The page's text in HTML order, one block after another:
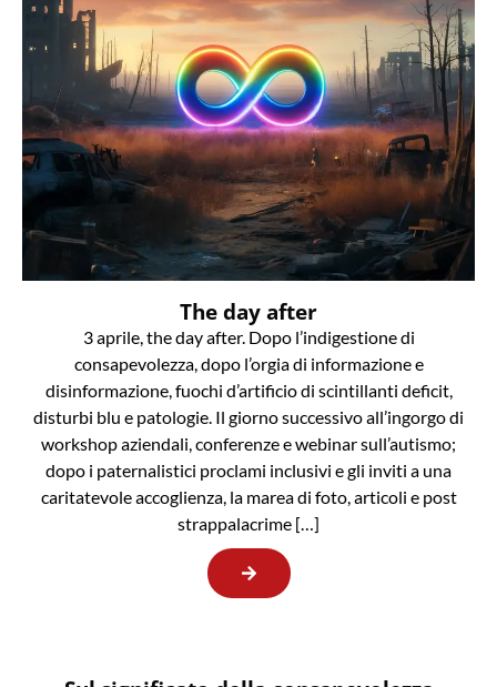
The day after
3 aprile, the day after. Dopo l’indigestione di
consapevolezza, dopo l’orgia di informazione e
disinformazione, fuochi d’artificio di scintillanti deficit,
disturbi blu e patologie. Il giorno successivo all’ingorgo di
workshop aziendali, conferenze e webinar sull’autismo;
dopo i paternalistici proclami inclusivi e gli inviti a una
caritatevole accoglienza, la marea di foto, articoli e post
strappalacrime […]